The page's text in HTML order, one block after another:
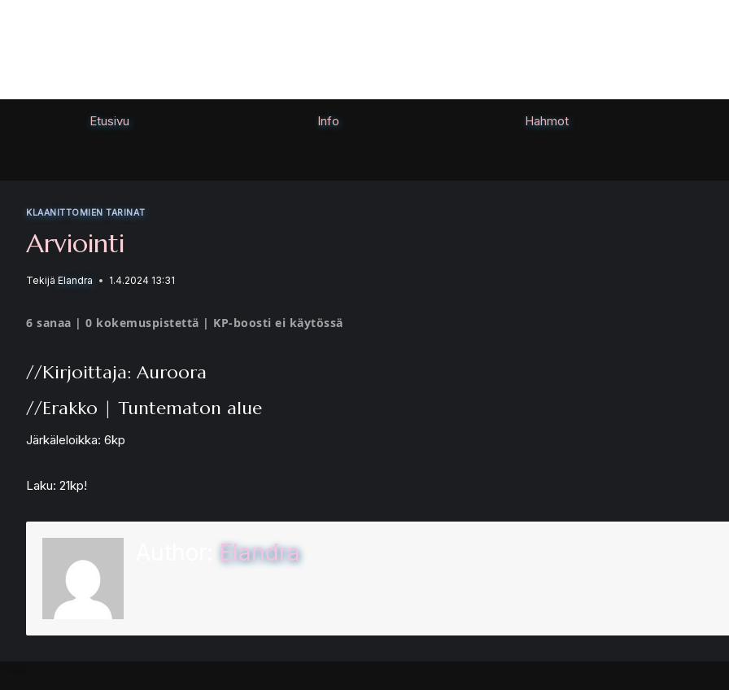
Etusivu Info Hahmot
KLAANITTOMIEN TARINAT
Arviointi
Tekijä Elandra 1.4.2024 13:31
6 sanaa | 0 kokemuspistettä | KP-boosti ei käytössä
//Kirjoittaja: Auroora
//Erakko | Tuntematon alue
Järkäleloikka: 6kp
Laku: 21kp!
Elandra